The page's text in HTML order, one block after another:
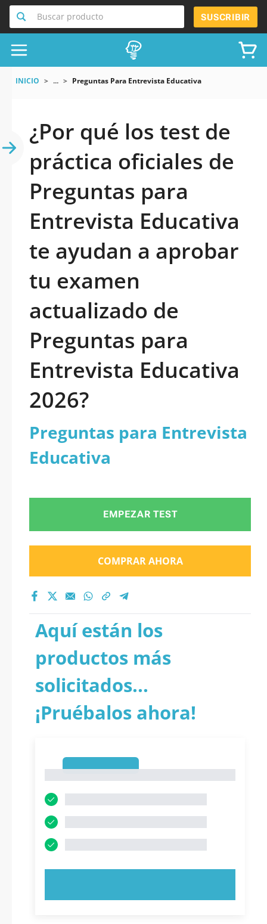
Buscar producto SUSCRIBIR
INICIO ... Preguntas Para Entrevista Educativa
¿Por qué los test de
práctica oficiales de
Preguntas para
Entrevista Educativa
te ayudan a aprobar
tu examen
actualizado de
Preguntas para
Entrevista Educativa
2026?
Preguntas para Entrevista
Educativa
EMPEZAR TEST
COMPRAR AHORA
Aquí están los
productos más
solicitados...
¡Pruébalos ahora!